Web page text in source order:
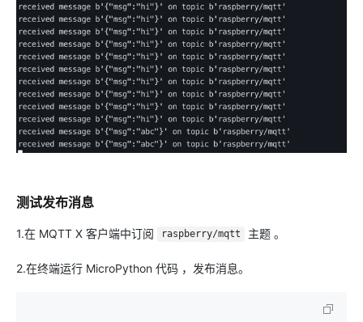
测试发布消息
1.在 MQTT X 客户端中订阅 raspberry/mqtt 主题 。
2.在终端运行 MicroPython 代码 ，发布消息。